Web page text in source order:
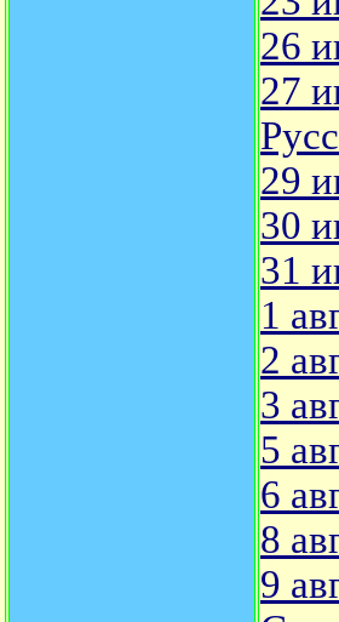
26
27
29
30
31
1
2
3
5
6
8
9